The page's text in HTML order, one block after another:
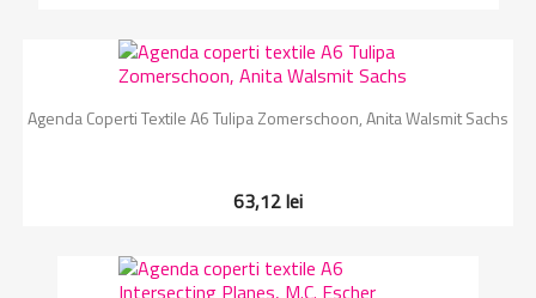
Agenda Coperti Textile A6 Tulipa Zomerschoon, Anita Walsmit Sachs
63,12 lei